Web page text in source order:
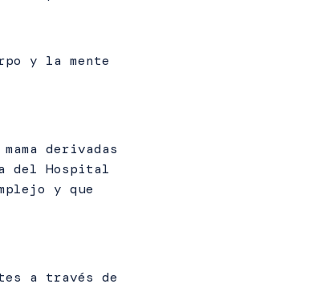
y la mente
derivadas
del Hospital
y que
a través de